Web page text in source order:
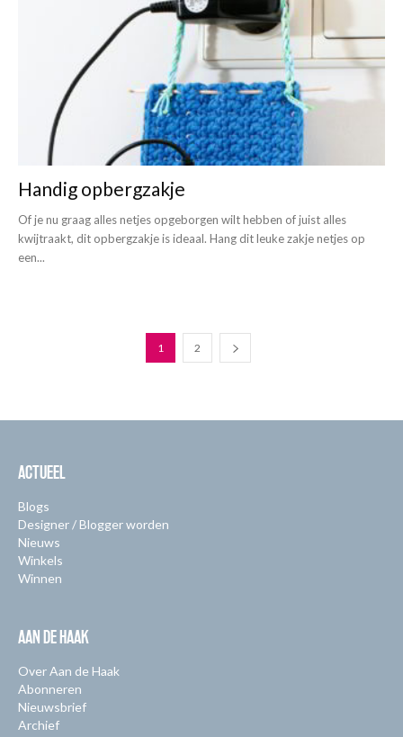
Handig opbergzakje
Of je nu graag alles netjes opgeborgen wilt hebben of juist alles
kwijtraakt, dit opbergzakje is ideaal. Hang dit leuke zakje netjes op
een...
1 2
ACTUEEL
Blogs
Designer / Blogger worden
Nieuws
Winkels
Winnen
AAN DE HAAK
Over Aan de Haak
Abonneren
Nieuwsbrief
Archief